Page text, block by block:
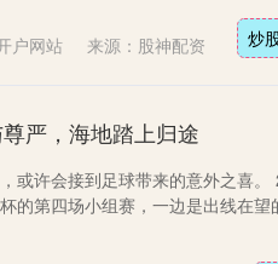
炒
来源：股神配资
户网站
严，海地踏上归途
或许会接到足球带来的意外之喜。
的第四场小组赛，一边是出线在望